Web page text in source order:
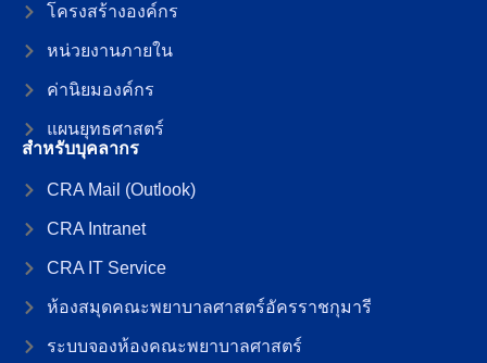
โครงสร้างองค์กร
หน่วยงานภายใน
ค่านิยมองค์กร
แผนยุทธศาสตร์
สำหรับบุคลากร
CRA Mail (Outlook)
CRA Intranet
CRA IT Service
ห้องสมุดคณะพยาบาลศาสตร์อัครราชกุมารี
ระบบจองห้องคณะพยาบาลศาสตร์